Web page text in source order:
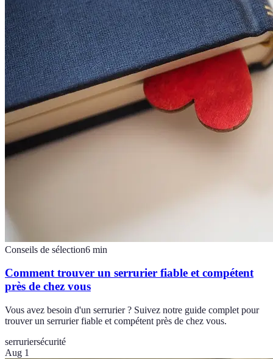
Conseils de sélection6 min
Comment trouver un serrurier fiable et compétent
près de chez vous
Vous avez besoin d'un serrurier ? Suivez notre guide complet pour
trouver un serrurier fiable et compétent près de chez vous.
serruriersécurité
Aug 1